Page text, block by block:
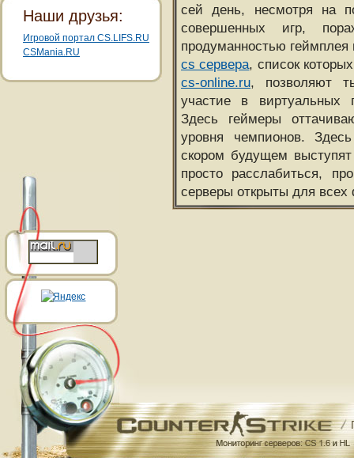
сей день, несмотря на
совершенных игр,
продуманностью
cs сервера, список
cs-online.ru, позволяют
участие в виртуальных
Здесь геймеры
уровня чемпионов.
скором будущем
просто расслабиться,
серверы открыты для всех
Наши друзья:
Игровой портал CS.LIFS.RU
CSMania.RU